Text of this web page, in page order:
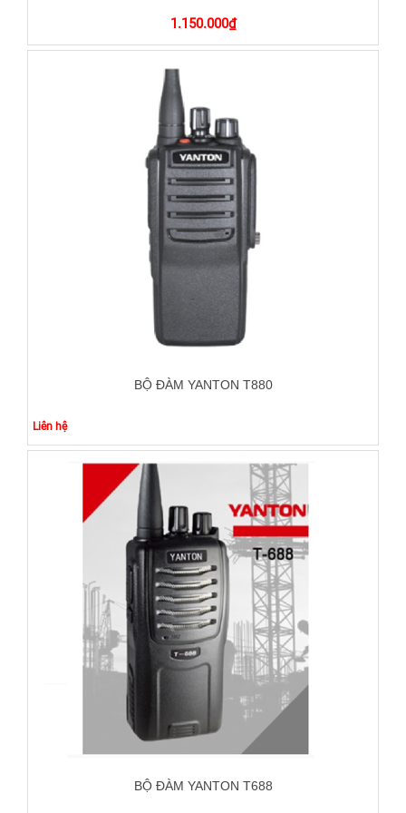
1.150.000₫
BỘ ĐÀM YANTON T880
Liên hệ
BỘ ĐÀM YANTON T688